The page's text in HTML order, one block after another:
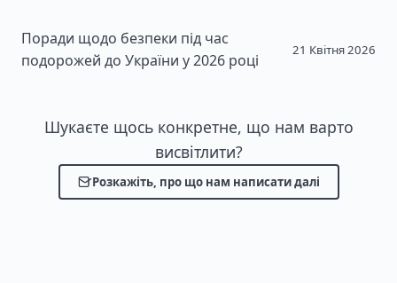
Поради щодо безпеки під час
подорожей до України у 2026 році
21 Квітня 2026
Шукаєте щось конкретне, що нам варто
висвітлити?
Розкажіть, про що нам написати далі